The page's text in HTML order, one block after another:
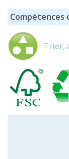
Compétences
Trier,